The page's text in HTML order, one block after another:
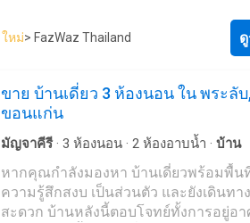
หญ้าข้างบ้าน จัดมุมพักผ่อนหรือทำกิจกร
ลงตัว 🌿 💰 ราคาเพียง 9.8 ล้านบาท 📌
บ้าน ✅ 4 ห้องนอน ✅ 3 ห้องน้ำ ✅ 1 ห้
พร้อมเข้าอยู่ หากกำลังมองหาบ้านหลังใ
ติดถนน เดินทางสะดวก หลังนี้ไม่ควรพล
สอบถามรายละเอียดหรือนัดชมบ้านได้ตล
ชั่วโมง 📱 ตะนอย : 081-870----- 📱 ออย
097-359----- 💚 LINE ID : -----2 #บ้าน
#บ้านเดี่ยวบ้านเป็ด #บ้านเดี่ยวขอนแก่น
#บ้านพร้อมอยู่ #บ้านหลังใหญ่ #บ้านสว
ใหม่> FazWaz Thailand
ขาย บ้านเดี่ยว 3 ห้องนอน ใน พระลั
ขอนแก่น
มัญจาคีรี · 3 ห้องนอน · 2 ห้องอาบน้ำ · บ้าน
หากคุณกำลังมองหา บ้านเดี่ยวพร้อมพื้น
ความรู้สึกสงบ เป็นส่วนตัว และยังเดินทาง
สะดวก บ้านหลังนี้ตอบโจทย์ทั้งการอยู่อา